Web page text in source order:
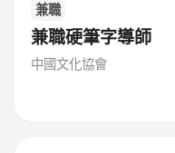
兼職
兼職硬筆字導師
中國文化協會